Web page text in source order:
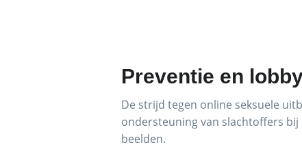
Preventie en
De strijd tegen online seksuele
ondersteuning van slachtoffers
beelden.